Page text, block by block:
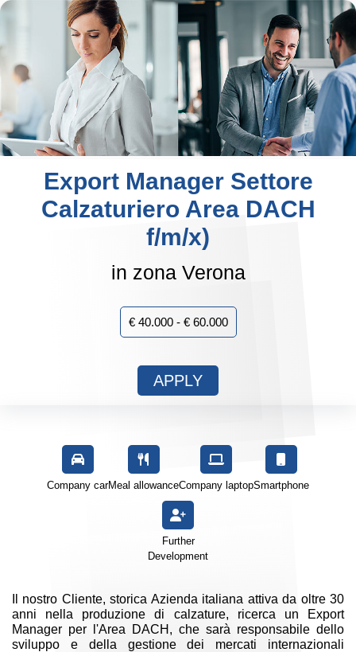
Export Manager Settore
Calzaturiero Area DACH
f/m/x)
in zona Verona
€ 40.000 - € 60.000
APPLY
Company carMeal allowanceCompany laptopSmartphone
Further
Development
Il nostro Cliente, storica Azienda italiana attiva da oltre 30
anni nella produzione di calzature, ricerca un Export
Manager per l'Area DACH, che sarà responsabile dello
sviluppo e della gestione dei mercati internazionali